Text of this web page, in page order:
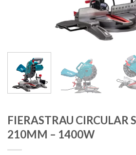
FIERASTRAU CIRCULAR
210MM – 1400W